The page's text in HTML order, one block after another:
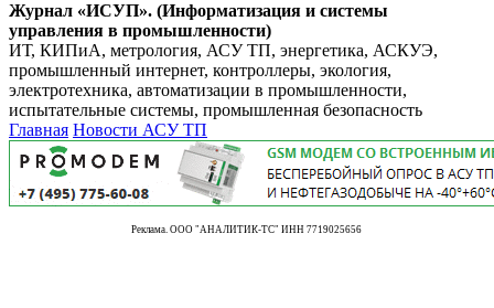
Журнал «ИСУП». (Информатизация и системы
управления в промышленности)
ИТ, КИПиА, метрология, АСУ ТП, энергетика, АСКУЭ,
промышленный интернет, контроллеры, экология,
электротехника, автоматизации в промышленности,
испытательные системы, промышленная безопасность
Главная Новости АСУ ТП
Реклама. ООО "АНАЛИТИК-ТС" ИНН 7719025656